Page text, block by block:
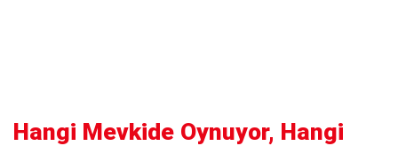
Hangi Mevkide Oynuyor, Hangi